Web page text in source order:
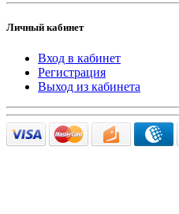
Личный кабинет
Вход в кабинет
Регистрация
Выход из кабинета